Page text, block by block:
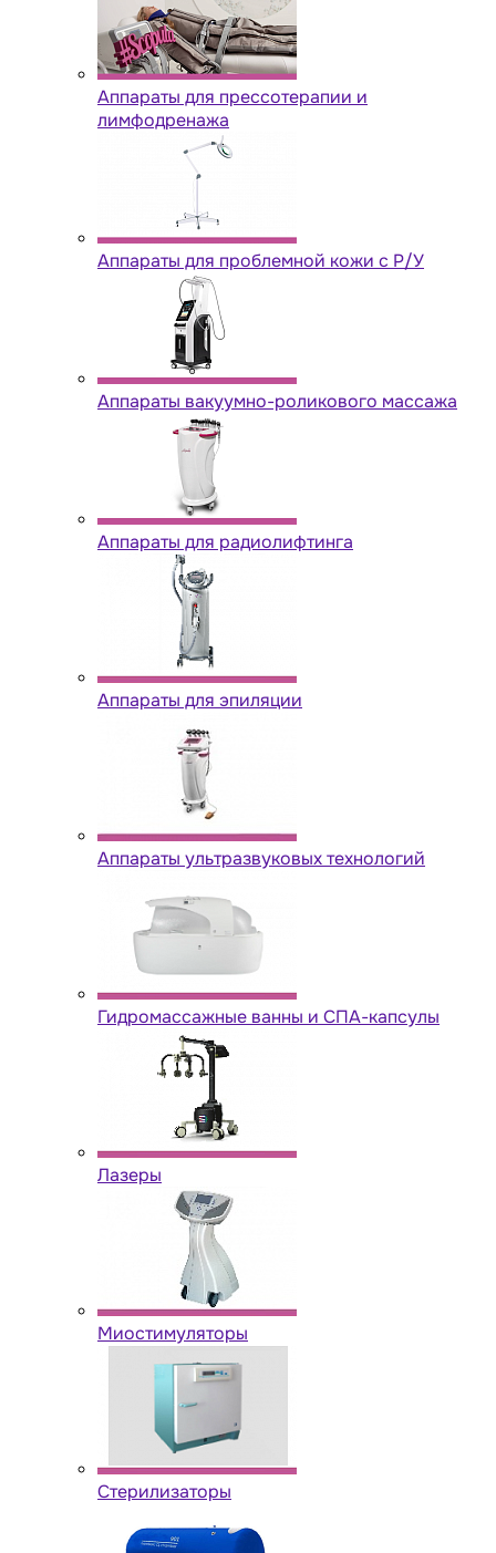
Аппараты для прессотерапии и
лимфодренажа
Аппараты для проблемной кожи с Р/У
Аппараты вакуумно-роликового массажа
Аппараты для радиолифтинга
Аппараты для эпиляции
Аппараты ультразвуковых технологий
Гидромассажные ванны и СПА-капсулы
Лазеры
Миостимуляторы
Стерилизаторы